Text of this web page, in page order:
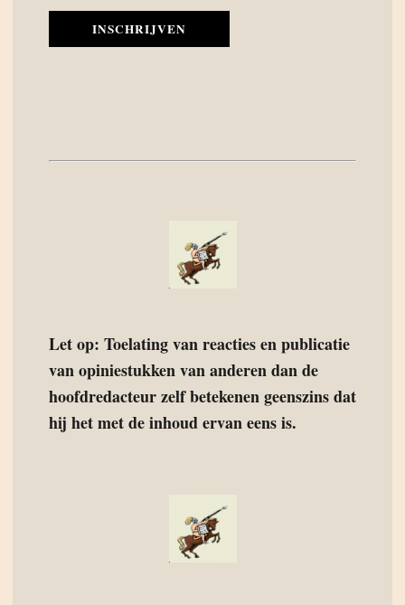
INSCHRIJVEN
Let op: Toelating van reacties en publicatie
van opiniestukken van anderen dan de
hoofdredacteur zelf betekenen geenszins dat
hij het met de inhoud ervan eens is.